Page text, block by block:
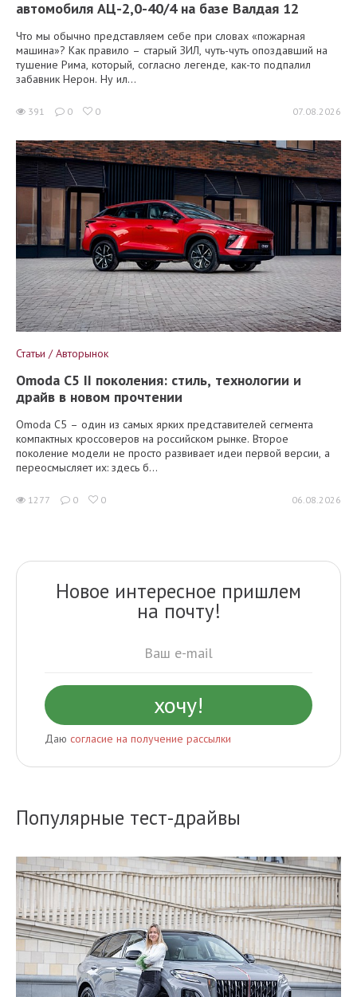
автомобиля АЦ-2,0-40/4 на базе Валдая 12
Что мы обычно представляем себе при словах «пожарная
машина»? Как правило – старый ЗИЛ, чуть-чуть опоздавший на
тушение Рима, который, согласно легенде, как-то подпалил
забавник Нерон. Ну ил...
391 0 0 07.08.2026
Статьи / Авторынок
Omoda C5 II поколения: стиль, технологии и
драйв в новом прочтении
Omoda C5 – один из самых ярких представителей сегмента
компактных кроссоверов на российском рынке. Второе
поколение модели не просто развивает идеи первой версии, а
переосмысляет их: здесь б...
1277 0 0 06.08.2026
Новое интересное пришлем
на почту!
Даю согласие на получение рассылки
Популярные тест-драйвы